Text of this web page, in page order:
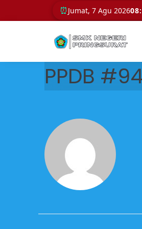
⏰ Jumat, 7 Agu 2026
PPDB